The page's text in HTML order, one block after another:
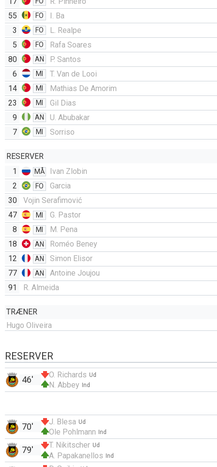
55
FO
I. Ba
3
FO
L. Realpe
5
FO
Rafa Soares
80
AN
P. Santos
6
MI
T. Van de Looi
14
MI
Mathias De Amorim
23
MI
Gil Dias
9
AN
U. Abubakar
7
MI Sorriso
RESERVER
1
MÅ
Ivan Zlobin
2
FO
Garcia
30
Vojin Serafimović
47
MI
G. Pastor
8
MI
M. Pena
18
AN
Roméo Beney
12
AN
Simon Elisor
77
AN
Antoine Joujou
91
R. Almeida
TRÆNER
Hugo Oliveira
RESERVER
Ud
O. Richards
Ind
N. Abbey
46'
Ud
J. Blesa
Ind
Ole Pohlmann
70'
Ud
T. Nikitscher
Ind
A. Papakanellos
79'